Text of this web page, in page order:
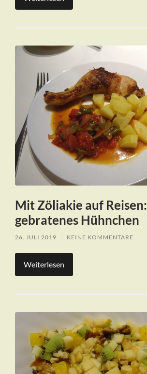
Mit Zöliakie auf Reisen:
gebratenes Hühnchen
26. JULI 2019 KEINE KOMMENTARE
Weiterlesen